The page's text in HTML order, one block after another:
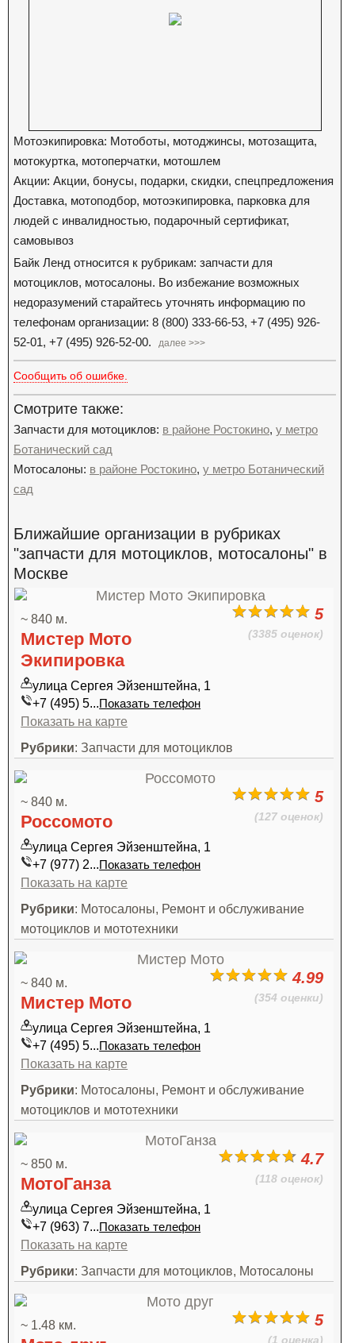
Мотоэкипировка: Мотоботы, мотоджинсы, мотозащита,
мотокуртка, мотоперчатки, мотошлем
Акции: Акции, бонусы, подарки, скидки, спецпредложения
Доставка, мотоподбор, мотоэкипировка, парковка для
людей с инвалидностью, подарочный сертификат,
самовывоз
Байк Ленд относится к рубрикам: запчасти для
мотоциклов, мотосалоны. Во избежание возможных
недоразумений старайтесь уточнять информацию по
телефонам организации: 8 (800) 333-66-53, +7 (495) 926-
52-01, +7 (495) 926-52-00.
далее >>>
Сообщить об ошибке.
Смотрите также:
Запчасти для мотоциклов: в районе Ростокино, у метро
Ботанический сад
Мотосалоны: в районе Ростокино, у метро Ботанический
сад
Ближайшие организации в рубриках
"запчасти для мотоциклов, мотосалоны" в
Москве
5
(3385 оценок)
~ 840 м.
Мистер Мото
Экипировка
улица Сергея Эйзенштейна, 1
+7 (495) 5...Показать телефон
Показать на карте
Рубрики: Запчасти для мотоциклов
5
(127 оценок)
~ 840 м.
Россомото
улица Сергея Эйзенштейна, 1
+7 (977) 2...Показать телефон
Показать на карте
Рубрики: Мотосалоны, Ремонт и обслуживание
мотоциклов и мототехники
4.99
(354 оценки)
~ 840 м.
Мистер Мото
улица Сергея Эйзенштейна, 1
+7 (495) 5...Показать телефон
Показать на карте
Рубрики: Мотосалоны, Ремонт и обслуживание
мотоциклов и мототехники
4.7
(118 оценок)
~ 850 м.
МотоГанза
улица Сергея Эйзенштейна, 1
+7 (963) 7...Показать телефон
Показать на карте
Рубрики: Запчасти для мотоциклов, Мотосалоны
5
(1 оценка)
~ 1.48 км.